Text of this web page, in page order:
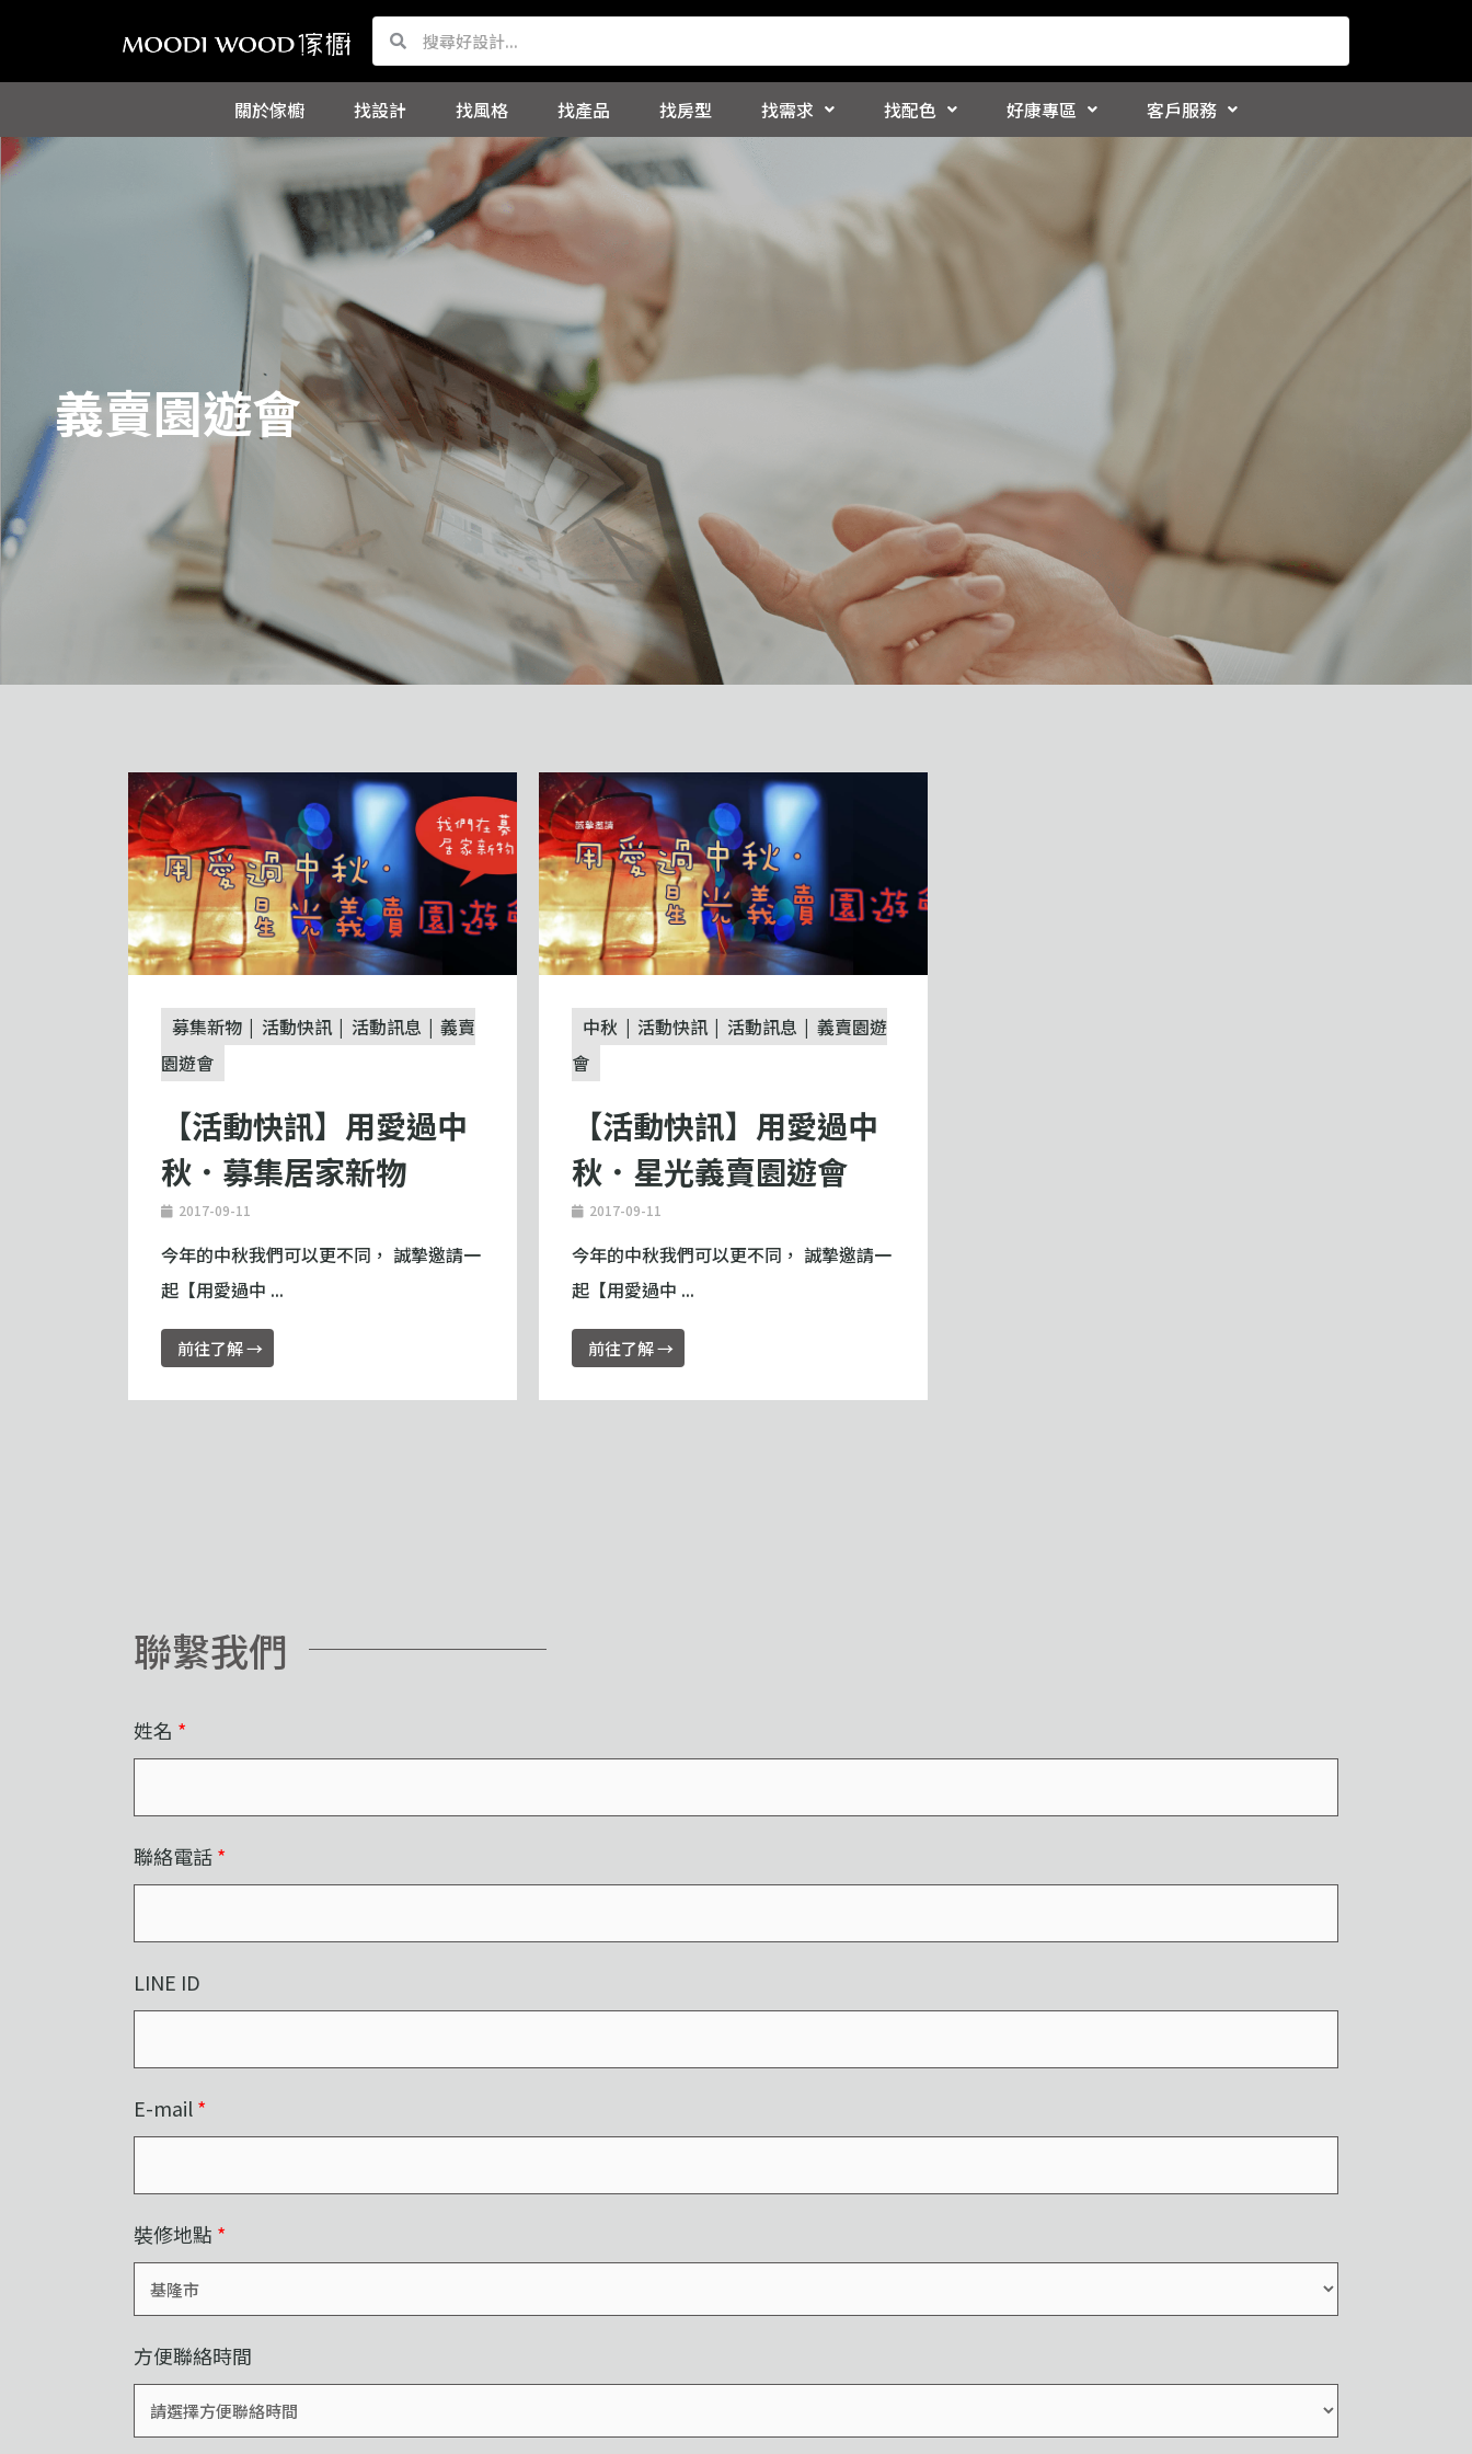
主
內
Search
Search
關於傢櫥 找設計 找風格 找產品 找房型 找需求 找配色 好康專區 客戶服務
募集新物 活動快訊 活動訊息
義賣
園遊會
【活動快訊】用愛過中
秋．募集居家新物
2017-09-11
今年的中秋我們可以更不同， 誠摯邀請一
起【用愛過中 ...
前往了解 →
中秋 活動快訊 活動訊息
義賣園遊
會
【活動快訊】用愛過中
秋．星光義賣園遊會
2017-09-11
今年的中秋我們可以更不同， 誠摯邀請一
起【用愛過中 ...
前往了解 →
聯繫我們
姓名 *
聯絡電話*
LINE ID
E-mail*
裝修地點 *
方便聯絡時間